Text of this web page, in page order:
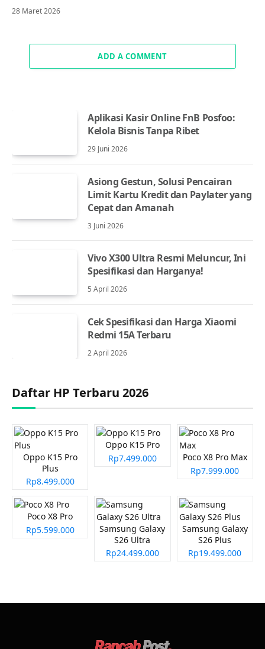
28 Maret 2026
ADD A COMMENT
Aplikasi Kasir Online FnB Posfoo:
Kelola Bisnis Tanpa Ribet
29 Juni 2026
Asiong Gestun, Solusi Pencairan
Limit Kartu Kredit dan Paylater yang
Cepat dan Amanah
3 Juni 2026
Vivo X300 Ultra Resmi Meluncur, Ini
Spesifikasi dan Harganya!
5 April 2026
Cek Spesifikasi dan Harga Xiaomi
Redmi 15A Terbaru
2 April 2026
Daftar HP Terbaru 2026
Oppo K15 Pro
Plus
Rp8.499.000
Oppo K15 Pro
Rp7.499.000
Poco X8 Pro Max
Rp7.999.000
Poco X8 Pro
Rp5.599.000
Samsung Galaxy
S26 Ultra
Rp24.499.000
Samsung Galaxy
S26 Plus
Rp19.499.000